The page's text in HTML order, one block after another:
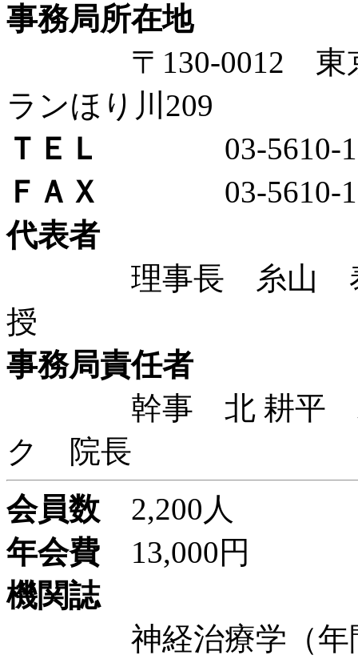
事務局所在地
〒130-0012 東京
ランほり川209
ＴＥＬ
03-5610-
ＦＡＸ
03-5610-
代表者
理事長 糸山 泰
授
事務局責任者
幹事 北 耕平 北神
ク 院長
会員数 2,200人
年会費 13,000円
機関誌
神経治療学（年間6